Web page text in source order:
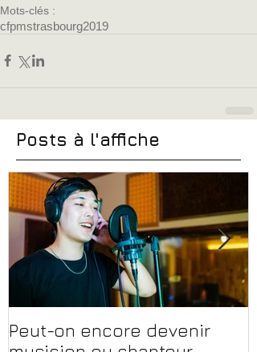
Mots-clés :
cfpmstrasbourg2019
Posts à l'affiche
Peut-on encore devenir